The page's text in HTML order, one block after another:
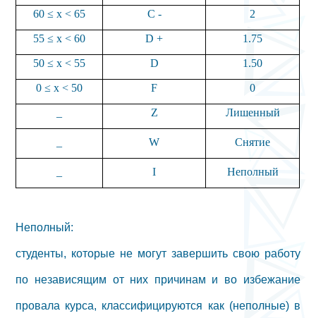
60 ≤ x < 65 C - 2
55 ≤ x < 60 D + 1.75
50 ≤ x < 55 D 1.50
0 ≤ x < 50 F 0
Z Лишенный
W Снятие
I Неполный
Неполный:
студенты, которые не могут завершить свою работу
по независящим от них причинам и во избежание
провала курса, классифицируются как (неполные) в